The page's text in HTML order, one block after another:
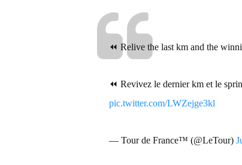
⏪ Relive the last km and the
⏪ Revivez le dernier km et le
pic.twitter.com/LWZejge3kl
— Tour de France™ (@LeTour)